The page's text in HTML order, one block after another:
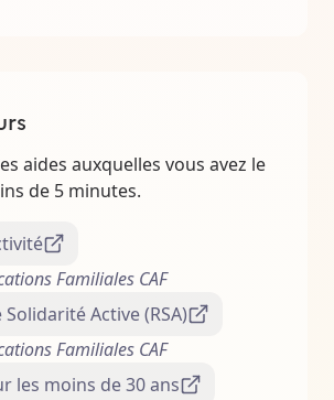
aides auxquelles vous avez le
de 5 minutes.
Familiales CAF
Solidarité Active (RSA)
Familiales CAF
les moins de 30 ans